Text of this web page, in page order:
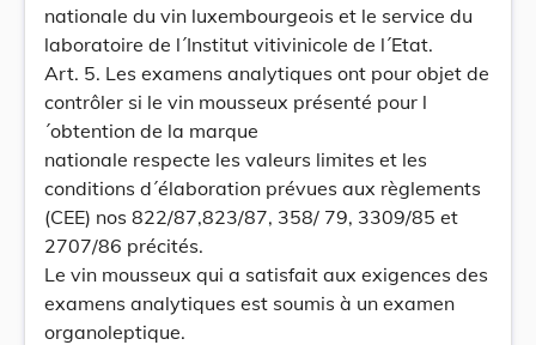
nationale du vin luxembourgeois et le service du
laboratoire de l´Institut vitivinicole de l´Etat.
Art. 5. Les examens analytiques ont pour objet de
contrôler si le vin mousseux présenté pour l
´obtention de la marque
nationale respecte les valeurs limites et les
conditions d´élaboration prévues aux règlements
(CEE) nos 822/87,823/87, 358/ 79, 3309/85 et
2707/86 précités.
Le vin mousseux qui a satisfait aux exigences des
examens analytiques est soumis à un examen
organoleptique.